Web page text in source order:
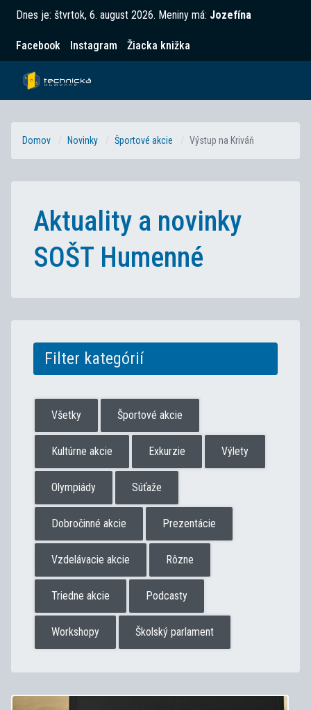
Dnes je: štvrtok, 6. august 2026. Meniny má: Jozefína
Facebook Instagram Žiacka knižka
Domov Novinky Športové akcie Výstup na Kriváň
Aktuality a novinky
SOŠT Humenné
Filter kategórií
Všetky Športové akcie
Kultúrne akcie Exkurzie Výlety
Olympiády Súťaže
Dobročinné akcie Prezentácie
Vzdelávacie akcie Rôzne
Triedne akcie Podcasty
Workshopy Školský parlament